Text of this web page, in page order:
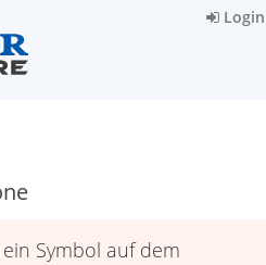
Login
Symbol auf dem